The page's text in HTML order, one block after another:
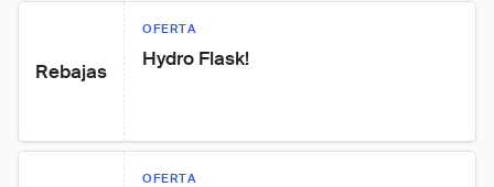
Rebajas
OFERTA
Hydro Flask!
OFERTA